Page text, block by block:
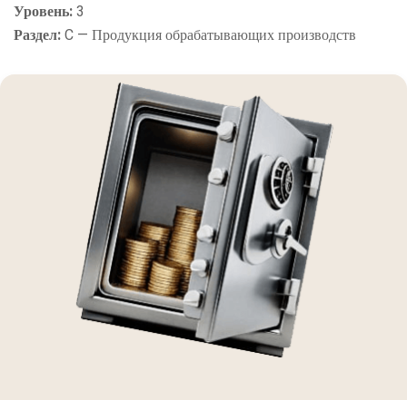
Уровень:3
Раздел:C — Продукция обрабатывающих производств